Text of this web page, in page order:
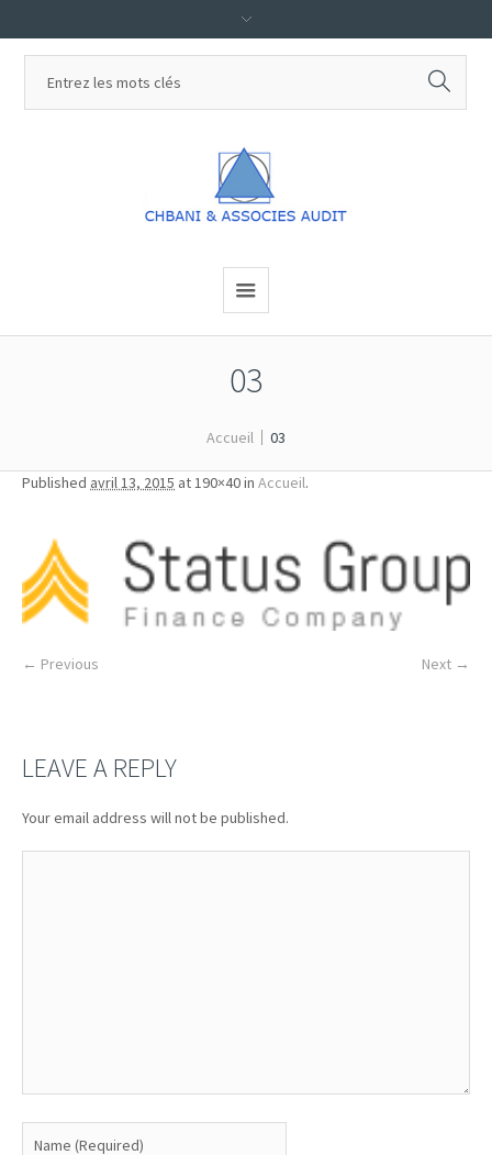
03
Accueil 03
Published avril 13, 2015 at 190×40 in Accueil.
← Previous Next →
LEAVE A REPLY
Your email address will not be published.